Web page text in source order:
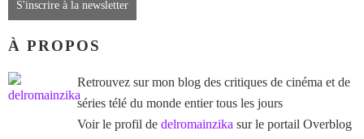
S'inscrire à la newsletter
À PROPOS
Retrouvez sur mon blog des critiques de cinéma et de
séries télé du monde entier tous les jours
Voir le profil de delromainzika sur le portail Overblog